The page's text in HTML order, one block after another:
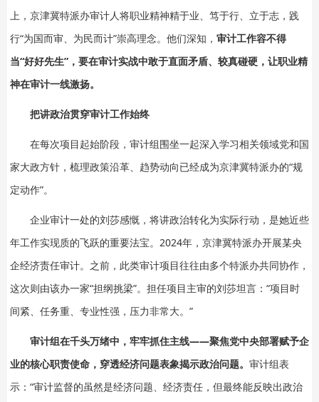
上，京津冀特派办审计人将职业精神精于业、笃于行、立于志，践
行“为国而审、为民而计”崇高理念。他们深知， 审计工作容不得
当“好好先生”，要在审计实战中敢于直面矛盾、较真碰硬，让职业精
神在审计一线激扬。
把讲政治贯穿审计工作始终
在每次项目起始阶段，审计组围坐一起深入学习相关领域党和国
家大政方针，梳理政策沿革、趋势动向已经成为京津冀特派办的“规
定动作”。
企业审计一处的刘莎感慨，将讲政治转化为实际行动，是她近些
年工作实现质的飞跃的重要法宝。2024年，京津冀特派办开展某央
企经济责任审计。之前，此类审计项目往往由多个特派办共同协作，
这次则由该办一家“担纲挑梁”。担任项目主审的刘莎坦言：“项目时
间紧、任务重、专业性强，压力非常大。”
审计组在千头万绪中，牢牢抓住主线——聚焦党中央部署赋予企
业的核心职责使命，穿透经济问题表象揭示政治问题。 审计组表
示：“审计监督的虽然是经济问题、经济责任，但最终能反映出政治